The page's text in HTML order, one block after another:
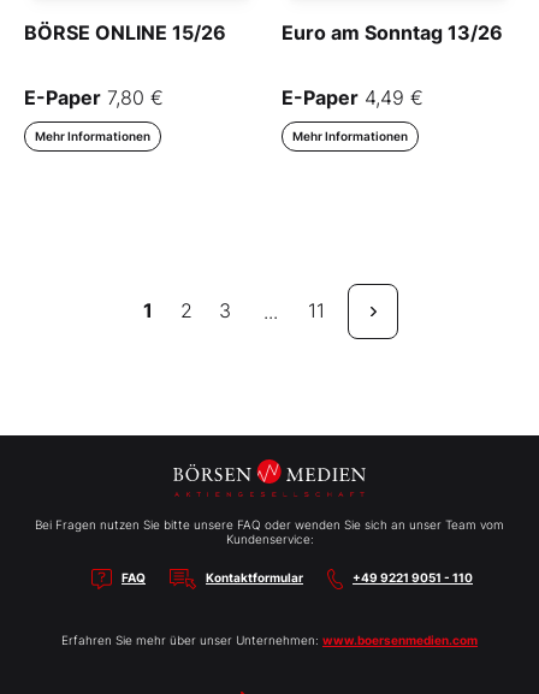
BÖRSE ONLINE 15/26
E-Paper 7,80 €
Mehr Informationen
Euro am Sonntag 13/26
E-Paper 4,49 €
Mehr Informationen
1 2 3 ... 11
Bei Fragen nutzen Sie bitte unsere FAQ oder wenden Sie sich an unser Team vom
Kundenservice:
FAQ Kontaktformular +49 9221 9051 - 110
Erfahren Sie mehr über unser Unternehmen: www.boersenmedien.com